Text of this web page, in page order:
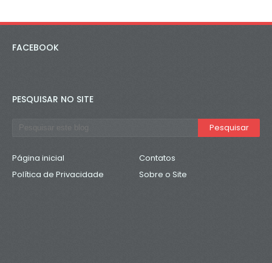
FACEBOOK
PESQUISAR NO SITE
Página inicial
Contatos
Política de Privacidade
Sobre o Site